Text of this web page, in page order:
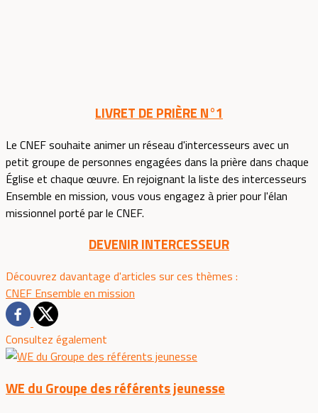
LIVRET DE PRIÈRE N°1
Le CNEF souhaite animer un réseau d'intercesseurs avec un
petit groupe de personnes engagées dans la prière dans chaque
Église et chaque œuvre. En rejoignant la liste des intercesseurs
Ensemble en mission, vous vous engagez à prier pour l'élan
missionnel porté par le CNEF.
DEVENIR INTERCESSEUR
Découvrez davantage d'articles sur ces thèmes :
CNEF Ensemble en mission
Consultez également
WE du Groupe des référents jeunesse